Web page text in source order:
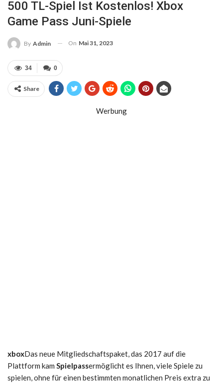
500 TL-Spiel Ist Kostenlos! Xbox
Game Pass Juni-Spiele
By Admin On Mai 31, 2023
0
34
Share
Werbung
xboxDas neue Mitgliedschaftspaket, das 2017 auf die
Plattform kam Spielpassermöglicht es Ihnen, viele Spiele zu
spielen, ohne für einen bestimmten monatlichen Preis extra zu